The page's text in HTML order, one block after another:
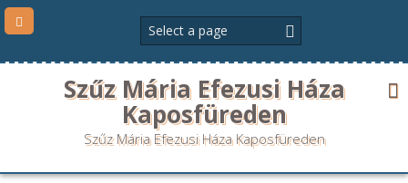
Szűz Mária Efezusi Háza
Kaposfüreden
Szűz Mária Efezusi Háza Kaposfüreden